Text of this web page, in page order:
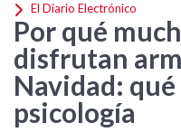
El Diario Electrónico
Por qué
disfrutan
Navidad:
psicología